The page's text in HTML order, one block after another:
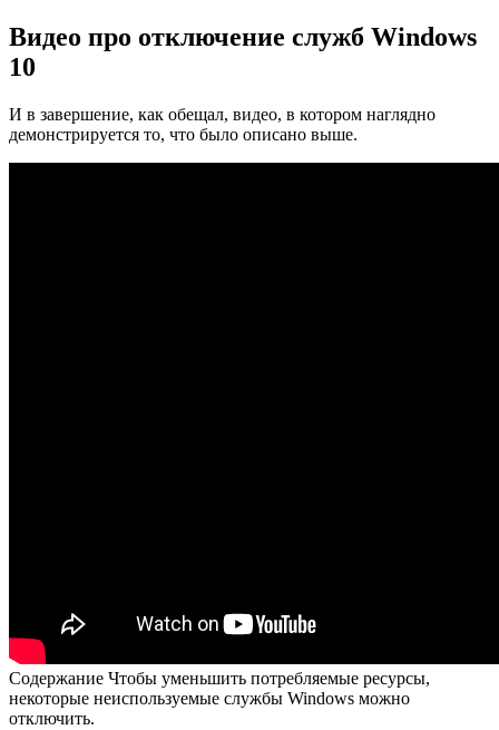
Видео про отключение служб Windows
10
И в завершение, как обещал, видео, в котором наглядно
демонстрируется то, что было описано выше.
Содержание Чтобы уменьшить потребляемые ресурсы,
некоторые неиспользуемые службы Windows можно
отключить.